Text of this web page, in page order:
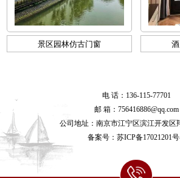
景区园林仿古门窗
电 话：136-115-77701
邮 箱：756416886@qq.com
公司地址：南京市江宁区滨江开发区
备案号： 苏ICP备17021201